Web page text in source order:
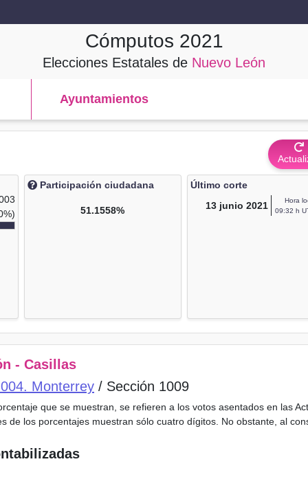
Cómputos 2021
Elecciones Estatales de Nuevo León
Ayuntamientos
Participación ciudadana
51.1558%
Último corte
13 junio 2021
Hora
09:32 h
- Casillas
Monterrey / Sección 1009
que se muestran, se refieren a los votos asentados en las
de los porcentajes muestran sólo cuatro dígitos. No obstante, al